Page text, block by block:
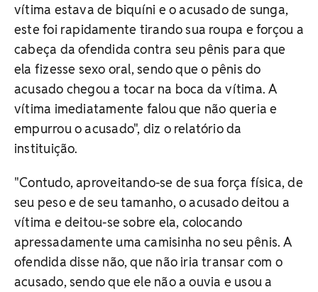
vítima estava de biquíni e o acusado de sunga,
este foi rapidamente tirando sua roupa e forçou a
cabeça da ofendida contra seu pênis para que
ela fizesse sexo oral, sendo que o pênis do
acusado chegou a tocar na boca da vítima. A
vítima imediatamente falou que não queria e
empurrou o acusado", diz o relatório da
instituição.
"Contudo, aproveitando-se de sua força física, de
seu peso e de seu tamanho, o acusado deitou a
vítima e deitou-se sobre ela, colocando
apressadamente uma camisinha no seu pênis. A
ofendida disse não, que não iria transar com o
acusado, sendo que ele não a ouvia e usou a